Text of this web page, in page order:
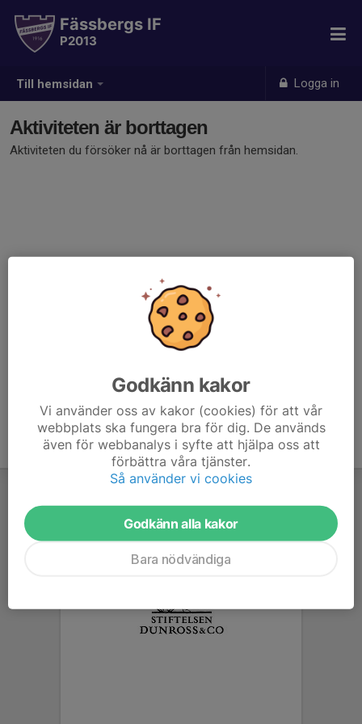
Till hemsidan Logga in
Fässbergs IF
P2013
Aktiviteten är borttagen
Aktiviteten du försöker nå är borttagen från hemsidan.
Godkänn kakor
Vi använder oss av kakor (cookies) för att vår
webbplats ska fungera bra för dig. De används
även för webbanalys i syfte att hjälpa oss att
förbättra våra tjänster.
Så använder vi cookies
Godkänn alla kakor
Bara nödvändiga